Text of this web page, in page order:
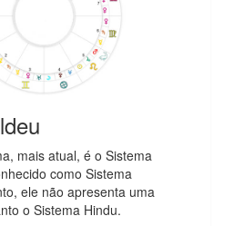
mais atual, é o Sistema
como Sistema
ele não apresenta uma
o Sistema Hindu.